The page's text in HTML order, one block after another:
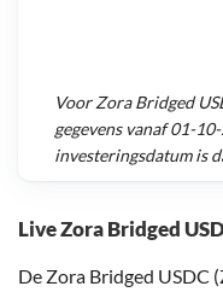
Live Zora Bridged
De Zora Bridged USDC
VoorZora Bridged
gegevens vanaf01-
investeringsdatum is